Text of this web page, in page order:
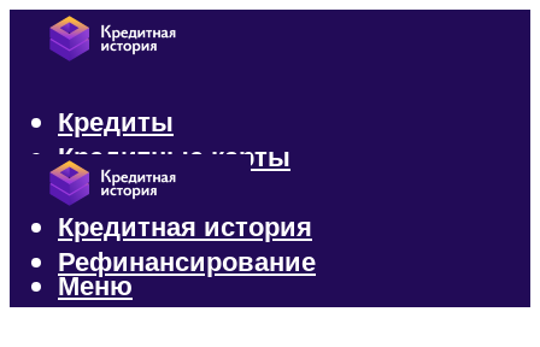
Кредиты
Кредитные карты
Микрозаймы
Кредитная история
Рефинансирование
Меню